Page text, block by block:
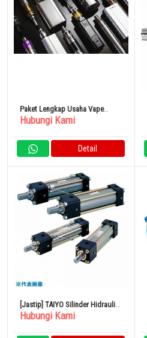
Paket Lengkap Usaha Vape
Store (Rokok Elektrik)
Hubungi Kami
Detail
[Jastip] TAIYO Silinder Hidraulik
Kinerja Tinggi
Hubungi Kami